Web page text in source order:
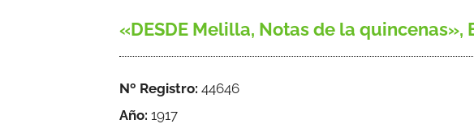
«DESDE Melilla, Notas de la quincenas»,
Nº Registro: 44646
Año: 1917